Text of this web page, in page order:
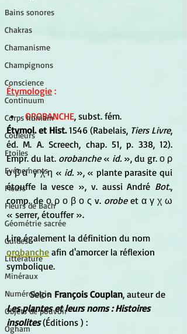
Bains sonores
Chakras
Chamanisme
Champignons
Conscience
Continuum
Corps humain
Couleurs
Etoiles
Evénements
Fleurs
Fleurs de Bach
Géométrie sacrée
Guides
Littérature
Minéraux
Numérologie
Objets de pouvoir
Ogham
Étymologie :
OROBANCHE, subst. fém.
Étymol. et Hist. 1546 (Rabelais, Tiers Livre,
éd. M. A. Screech, chap. 51, p. 338, 12).
Empr. du lat. orobanche « id. », du gr. ο ρ
ο β α ́ γ χ η « id. », « plante parasite qui
étouffe la vesce », v. aussi André Bot.,
comp. de ο ρ ο β ο ς v. orobe et α γ χ ω
« serrer, étouffer ».
Lire également la définition du nom
orobanche afin d'amorcer la réflexion
symbolique.
	Selon
François Couplan, auteur de
Les plantes et leurs noms : Histoires
insolites (Éditions ) :